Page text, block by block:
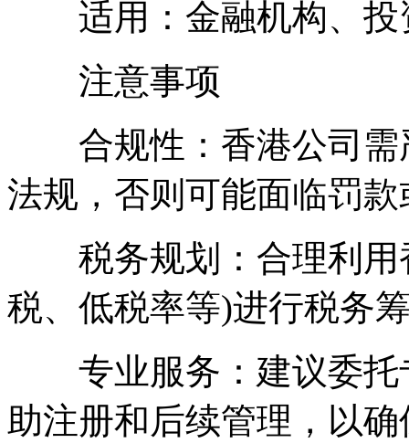
适用：金融机构、投
注意事项
合规性：香港公司需
法规，否则可能面临罚
税务规划：合理利用
税、低税率等)进行税务
专业服务：建议委托
助注册和后续管理，以